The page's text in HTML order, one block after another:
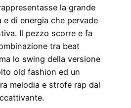
la grande
e di energia che pervade
Il pezzo scorre e fa
tra beat
lo swing della versione
old fashion ed un
melodia e strofe rap dal